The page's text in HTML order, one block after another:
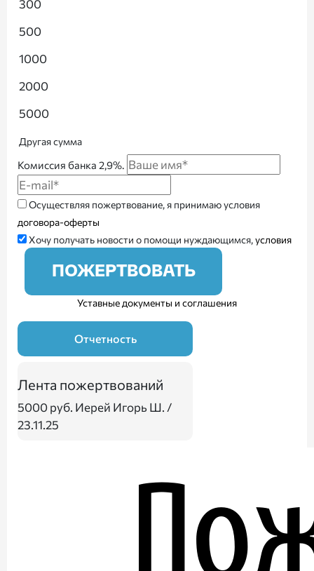
300
500
1000
2000
5000
Другая сумма
Комиссия банка 2,9%.
Осуществляя пожертвование, я принимаю условия
договора-оферты
Хочу получать новости о помощи нуждающимся,условия
ПОЖЕРТВОВАТЬ
Уставные документы и соглашения
Отчетность
Лента пожертвований
5000 руб. Иерей Игорь Ш. /
23.11.25